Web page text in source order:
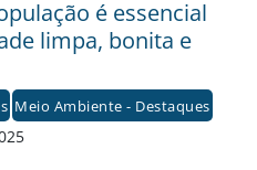
é essencial
limpa, bonita e
Meio Ambiente - Destaques